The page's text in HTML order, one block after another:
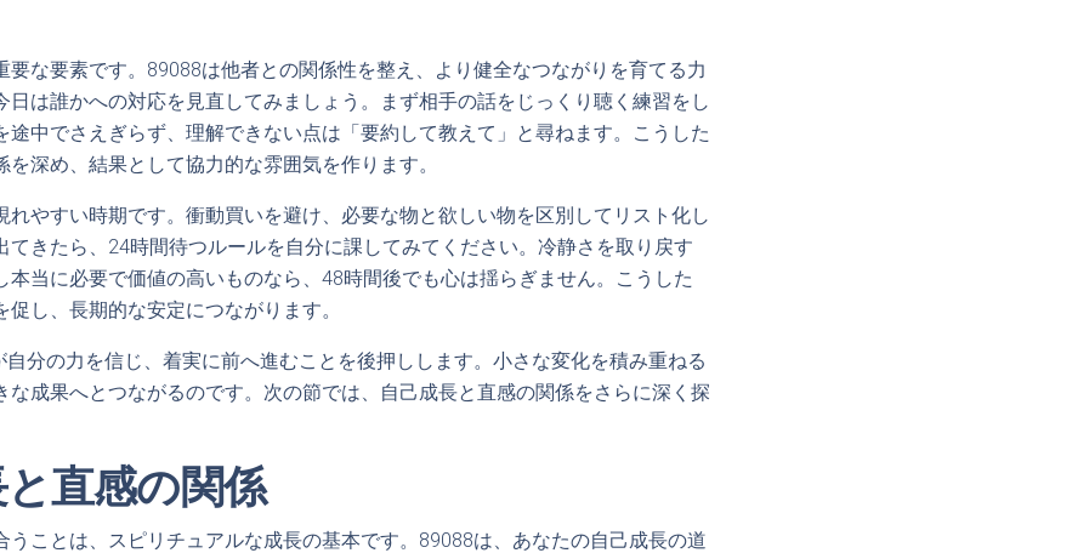
要な要素です。89088は他者との関係性を整え、より健全なつながりを育てる力
日は誰かへの対応を見直してみましょう。まず相手の話をじっくり聴く練習をし
途中でさえぎらず、理解できない点は「要約して教えて」と尋ねます。こうした
深め、結果として協力的な雰囲気を作ります。
れやすい時期です。衝動買いを避け、必要な物と欲しい物を区別してリスト化し
てきたら、24時間待つルールを自分に課してみてください。冷静さを取り戻す
本当に必要で価値の高いものなら、48時間後でも心は揺らぎません。こうした
し、長期的な安定につながります。
分の力を信じ、着実に前へ進むことを後押しします。小さな変化を積み重ねる
な成果へとつながるのです。次の節では、自己成長と直感の関係をさらに深く探
直感の関係
うことは、スピリチュアルな成長の基本です。89088は、あなたの自己成長の道